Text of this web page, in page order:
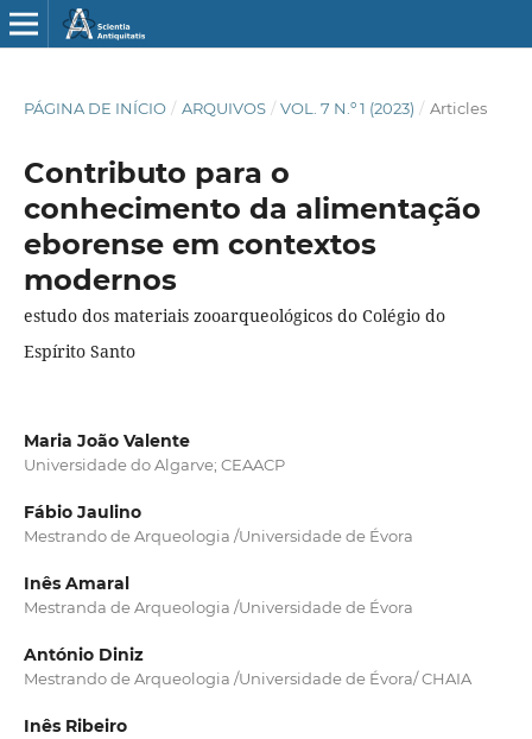
PÁGINA DE INÍCIO / ARQUIVOS / VOL. 7 N.º 1 (2023) / Articles
Contributo para o
conhecimento da alimentação
eborense em contextos
modernos
estudo dos materiais zooarqueológicos do Colégio do
Espírito Santo
Maria João Valente
Universidade do Algarve; CEAACP
Fábio Jaulino
Mestrando de Arqueologia /Universidade de Évora
Inês Amaral
Mestranda de Arqueologia /Universidade de Évora
António Diniz
Mestrando de Arqueologia /Universidade de Évora/ CHAIA
Inês Ribeiro